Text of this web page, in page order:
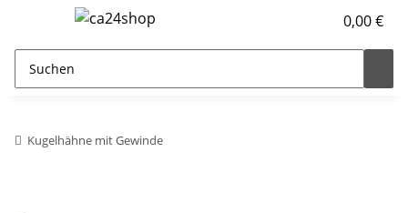
0,00 €
Kugelhähne mit Gewinde